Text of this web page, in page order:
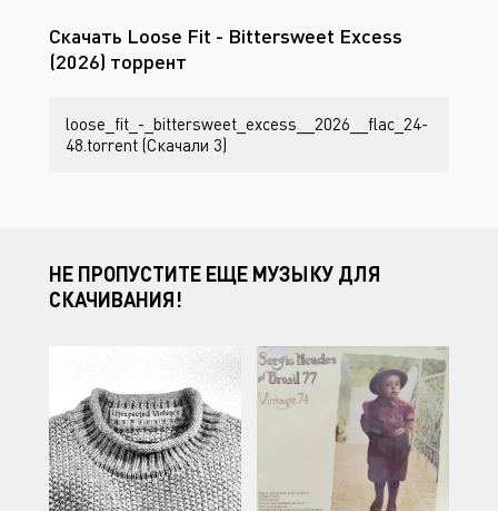
Скачать Loose Fit - Bittersweet Excess
(2026) торрент
loose_fit_-_bittersweet_excess__2026__flac_24-
48.torrent (Скачали 3)
НЕ ПРОПУСТИТЕ ЕЩЕ МУЗЫКУ ДЛЯ
СКАЧИВАНИЯ!